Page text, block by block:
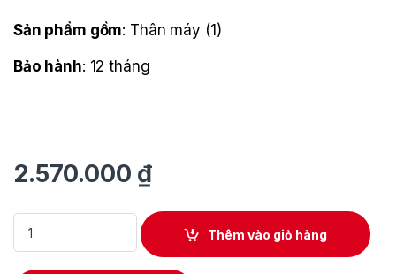
Sản phẩm gồm: Thân máy (1)
Bảo hành: 12 tháng
2.570.000 ₫
Máy xoay đa năng Milwaukee M12 C12 RT-0 – Cắt, mài, đánh
Thêm vào giỏ hàng